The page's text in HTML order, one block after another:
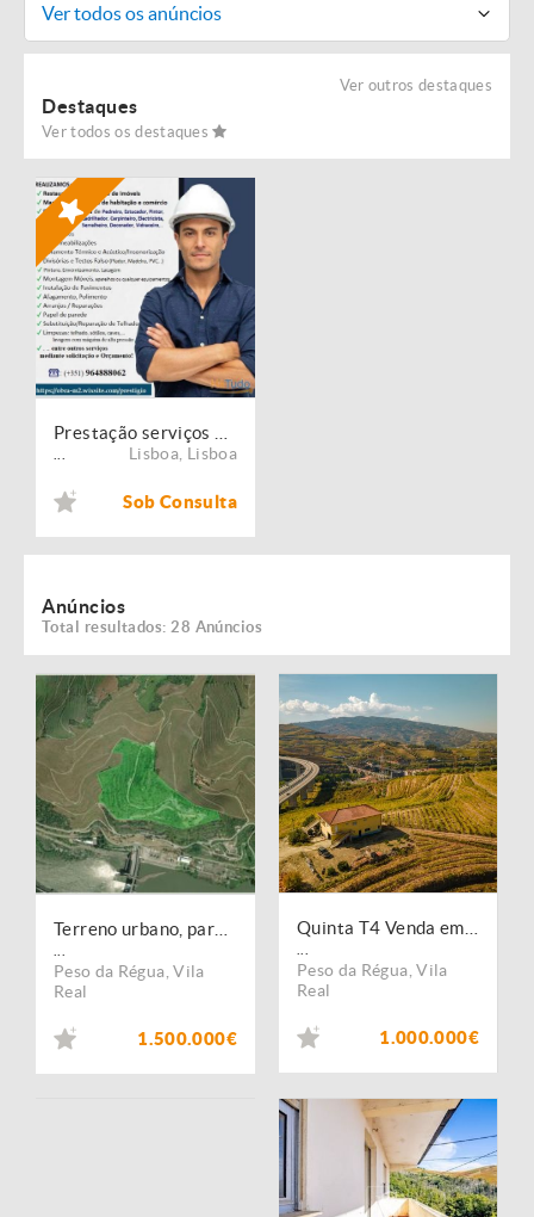
Ver todos os anúncios
Ver outros destaques
Destaques
Ver todos os destaques
Lisboa Lisboa
Sob Consulta
Anúncios
Total resultados: 28 Anúncios
Peso da Régua ,Vila
Real
1.500.000€
Peso da Régua ,Vila
Real
1.000.000€